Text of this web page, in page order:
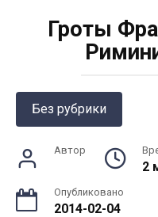
Гроты
Без рубрики
Автор
2
Опубликовано
2014-02-04